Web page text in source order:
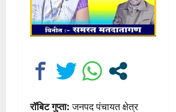
रॉबिट गुप्ता:जनपद पंचायत क्षेत्र